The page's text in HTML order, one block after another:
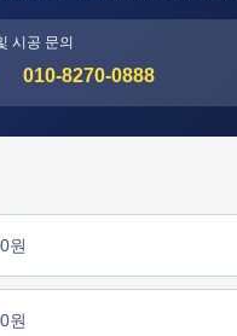
시공 문의
010-8270-0888
원
원